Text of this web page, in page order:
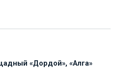
«Дордой», «Алга»